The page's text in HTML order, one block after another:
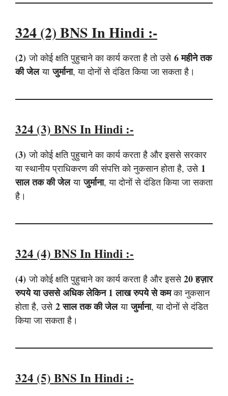
324 (2)BNSIn Hindi :-
(2) जो कोई क्षति पुहुचाने का कार्य करता है तो उसे 6 महीने तक
की जेलयाजुर्माना, या दोनों से दंडित किया जा सकता है।
324 (3) BNS In Hindi :-
(3) जो कोई क्षति पुहुचाने का कार्य करता है और इससे सरकार
या स्थानीय प्राधिकरण की संपत्ति को नुकसान होता है, उसे 1
साल तक की जेलयाजुर्माना, या दोनों से दंडित किया जा सकता
है।
324 (4) BNS In Hindi :-
(4) जो कोई क्षति पुहुचाने का कार्य करता है और इससे20 हज़ार
रुपये या उससे अधिक लेकिन 1 लाख रुपये से कमका नुकसान
होता है, उसे 2 साल तक की जेलयाजुर्माना, या दोनों से दंडित
किया जा सकता है।
324 (5) BNS In Hindi :-